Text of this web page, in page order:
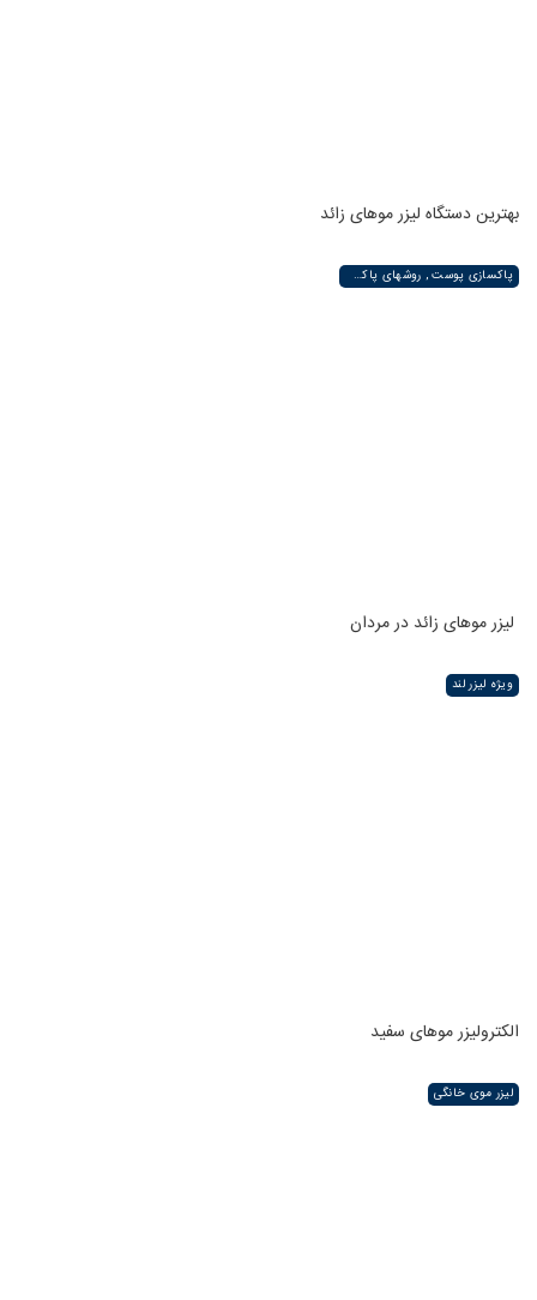
بهترین دستگاه لیزر موهای زائد
پاکسازی پوست , روشهای پاکسازی پوست صورت و دست , پاکسازی انواع مختلف پوست | لیزر لند
لیزر موهای زائد در مردان
ویژه لیزر لند
الکترولیزر موهای سفید
لیزر موی خانگی